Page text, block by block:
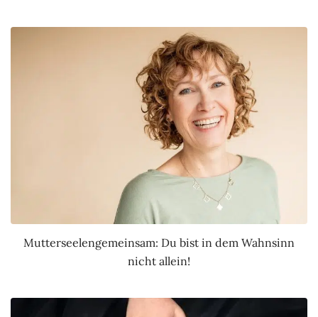
Mutterseelengemeinsam: Du bist in dem Wahnsinn
nicht allein!